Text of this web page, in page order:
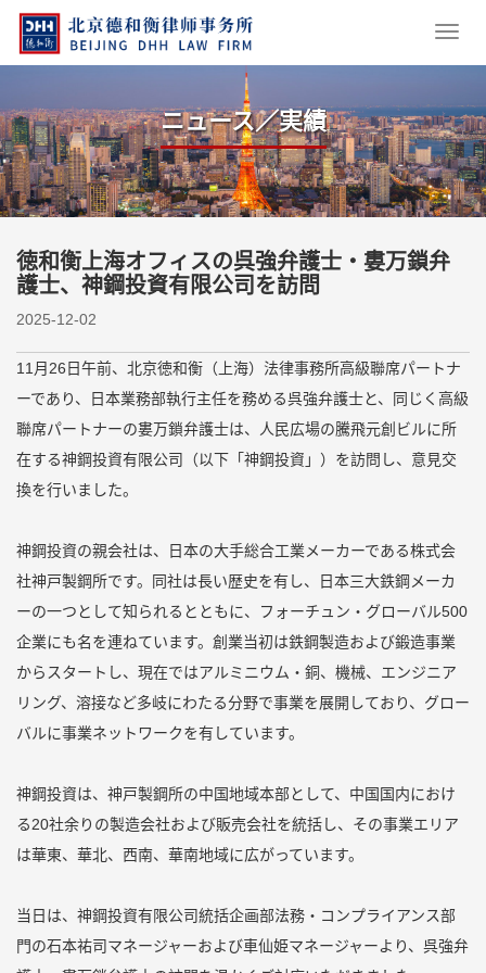
ニュース／実績
徳和衡上海オフィスの呉強弁護士・婁万鎖弁
護士、神鋼投資有限公司を訪問
2025-12-02
11月26日午前、北京徳和衡（上海）法律事務所高級聯席パートナ
ーであり、日本業務部執行主任を務める呉強弁護士と、同じく高級
聯席パートナーの婁万鎖弁護士は、人民広場の騰飛元創ビルに所
在する神鋼投資有限公司（以下「神鋼投資」）を訪問し、意見交
換を行いました。
神鋼投資の親会社は、日本の大手総合工業メーカーである株式会
社神戸製鋼所です。同社は長い歴史を有し、日本三大鉄鋼メーカ
ーの一つとして知られるとともに、フォーチュン・グローバル500
企業にも名を連ねています。創業当初は鉄鋼製造および鍛造事業
からスタートし、現在ではアルミニウム・銅、機械、エンジニア
リング、溶接など多岐にわたる分野で事業を展開しており、グロー
バルに事業ネットワークを有しています。
神鋼投資は、神戸製鋼所の中国地域本部として、中国国内におけ
る20社余りの製造会社および販売会社を統括し、その事業エリア
は華東、華北、西南、華南地域に広がっています。
当日は、神鋼投資有限公司統括企画部法務・コンプライアンス部
門の石本祐司マネージャーおよび車仙姫マネージャーより、呉強弁